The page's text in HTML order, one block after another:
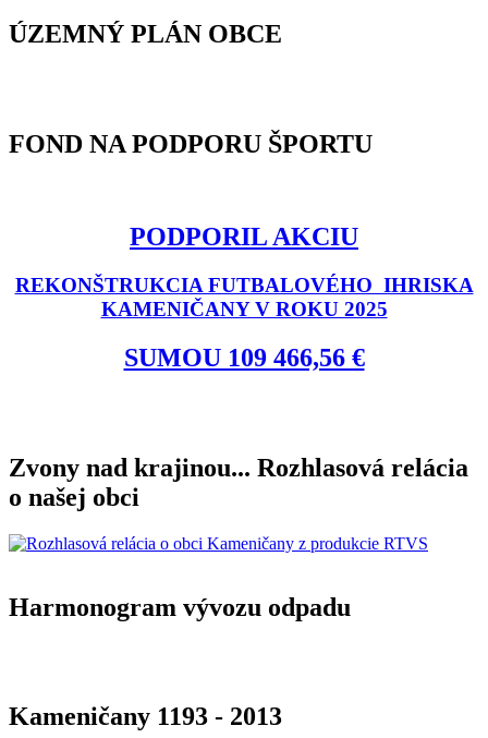
ÚZEMNÝ PLÁN OBCE
FOND NA PODPORU ŠPORTU
PODPORIL AKCIU
REKONŠTRUKCIA FUTBALOVÉHO IHRISKA
KAMENIČANY V ROKU 2025
SUMOU 109 466,56 €
Zvony nad krajinou... Rozhlasová relácia
o našej obci
Harmonogram vývozu odpadu
Kameničany 1193 - 2013